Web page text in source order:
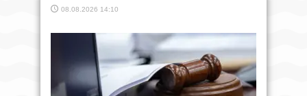
08.08.2026 14:10